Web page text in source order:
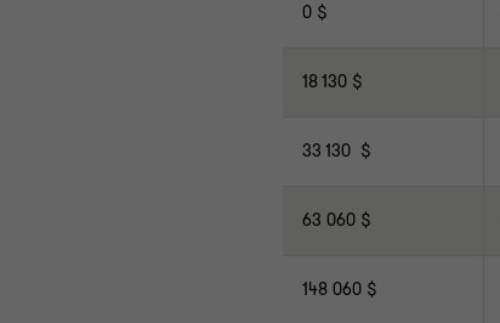
0 $
18 130 $
33 130 $
63 060 $
148 060 $